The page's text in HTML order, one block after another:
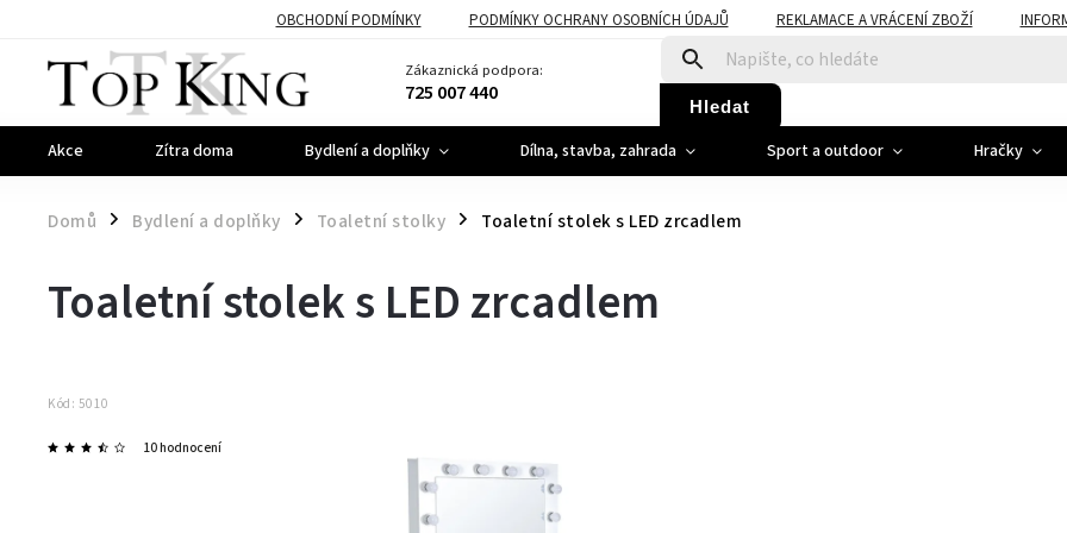
OBCHODNÍ PODMÍNKY PODMÍNKY OCHRANY OSOBNÍCH ÚDAJŮ REKLAMACE A VRÁCENÍ ZBOŽÍ
Zákaznická podpora:
725 007 440 Hledat
Akce Zítra doma Bydlení a doplňky Dílna, stavba, zahrada Sport a outdoor Hračky
Domů / Bydlení a doplňky / Toaletní stolky / Toaletní stolek s LED zrcadlem
Toaletní stolek s LED zrcadlem
Kód: 5010
10 hodnocení